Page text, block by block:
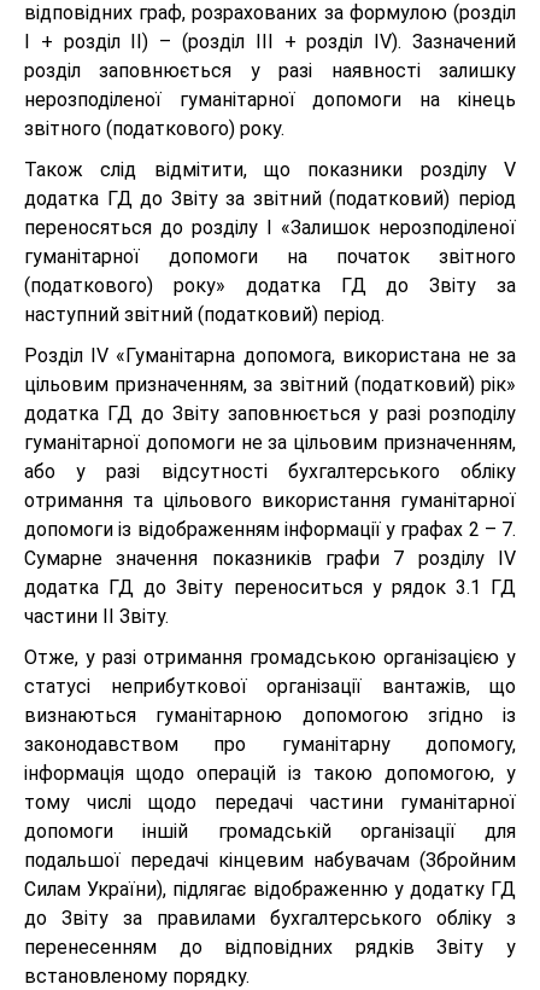
відповідних граф, розрахованих за формулою (розділ
I + розділ II) – (розділ III + розділ IV). Зазначений
розділ заповнюється у разі наявності залишку
нерозподіленої гуманітарної допомоги на кінець
звітного (податкового) року.
Також слід відмітити, що показники розділу V
додатка ГД до Звіту за звітний (податковий) період
переносяться до розділу I «Залишок нерозподіленої
гуманітарної допомоги на початок звітного
(податкового) року» додатка ГД до Звіту за
наступний звітний (податковий) період.
Розділ IV «Гуманітарна допомога, використана не за
цільовим призначенням, за звітний (податковий) рік»
додатка ГД до Звіту заповнюється у разі розподілу
гуманітарної допомоги не за цільовим призначенням,
або у разі відсутності бухгалтерського обліку
отримання та цільового використання гуманітарної
допомоги із відображенням інформації у графах 2 – 7.
Сумарне значення показників графи 7 розділу IV
додатка ГД до Звіту переноситься у рядок 3.1 ГД
частини ІІ Звіту.
Отже, у разі отримання громадською організацією у
статусі неприбуткової організації вантажів, що
визнаються гуманітарною допомогою згідно із
законодавством про гуманітарну допомогу,
інформація щодо операцій із такою допомогою, у
тому числі щодо передачі частини гуманітарної
допомоги іншій громадській організації для
подальшої передачі кінцевим набувачам (Збройним
Силам України), підлягає відображенню у додатку ГД
до Звіту за правилами бухгалтерського обліку з
перенесенням до відповідних рядків Звіту у
встановленому порядку.